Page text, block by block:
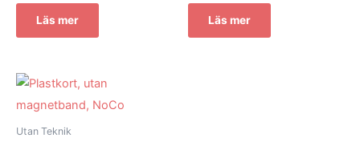
Läs mer Läs mer
Utan Teknik